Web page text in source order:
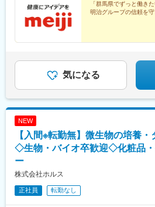
「群馬県でずっと働き
明治グループの信頼を
気になる
NEW
【入間※転勤無】微生物の培養
◇生物・バイオ卒歓迎◇化粧品・
ー
株式会社ホルス
正社員 転勤なし